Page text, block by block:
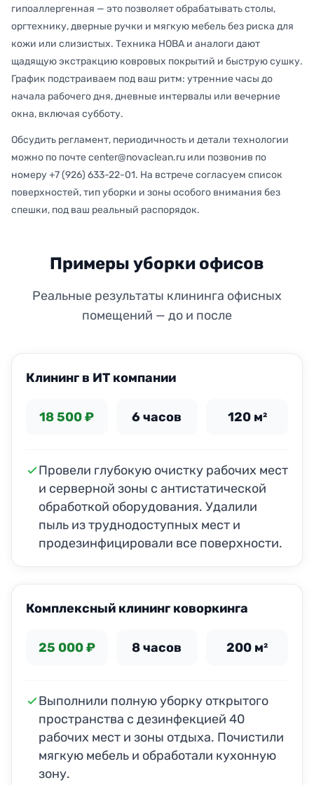
гипоаллергенная — это позволяет обрабатывать столы,
оргтехнику, дверные ручки и мягкую мебель без риска для
кожи или слизистых. Техника НОВА и аналоги дают
щадящую экстракцию ковровых покрытий и быструю сушку.
График подстраиваем под ваш ритм: утренние часы до
начала рабочего дня, дневные интервалы или вечерние
окна, включая субботу.
Обсудить регламент, периодичность и детали технологии
можно по почте center@novaclean.ru или позвонив по
номеру +7 (926) 633-22-01. На встрече согласуем список
поверхностей, тип уборки и зоны особого внимания без
спешки, под ваш реальный распорядок.
Примеры уборки офисов
Реальные результаты клининга офисных
помещений — до и после
Клининг в ИТ компании
18 500 ₽ 6 часов 120 м²
Провели глубокую очистку рабочих мест
и серверной зоны с антистатической
обработкой оборудования. Удалили
пыль из труднодоступных мест и
продезинфицировали все поверхности.
Комплексный клининг коворкинга
25 000 ₽ 8 часов 200 м²
Выполнили полную уборку открытого
пространства с дезинфекцией 40
рабочих мест и зоны отдыха. Почистили
мягкую мебель и обработали кухонную
зону.